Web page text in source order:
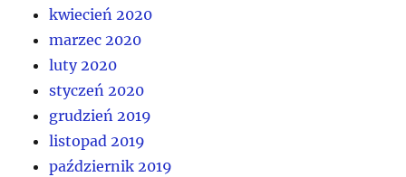
kwiecień 2020
marzec 2020
luty 2020
styczeń 2020
grudzień 2019
listopad 2019
październik 2019